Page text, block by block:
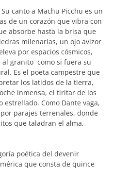
canto a Machu Picchu es un
de un corazón que vibra con
absorbe hasta la brisa que
milenarias, un ojo avizor
por espacios cósmicos,
granito como si fuera su
Es el poeta campestre que
los latidos de la tierra,
inmensa, el tiritar de los
estrellado. Como Dante vaga,
parajes terrenales, donde
que taladran el alma,
poética del devenir
que consta de quince